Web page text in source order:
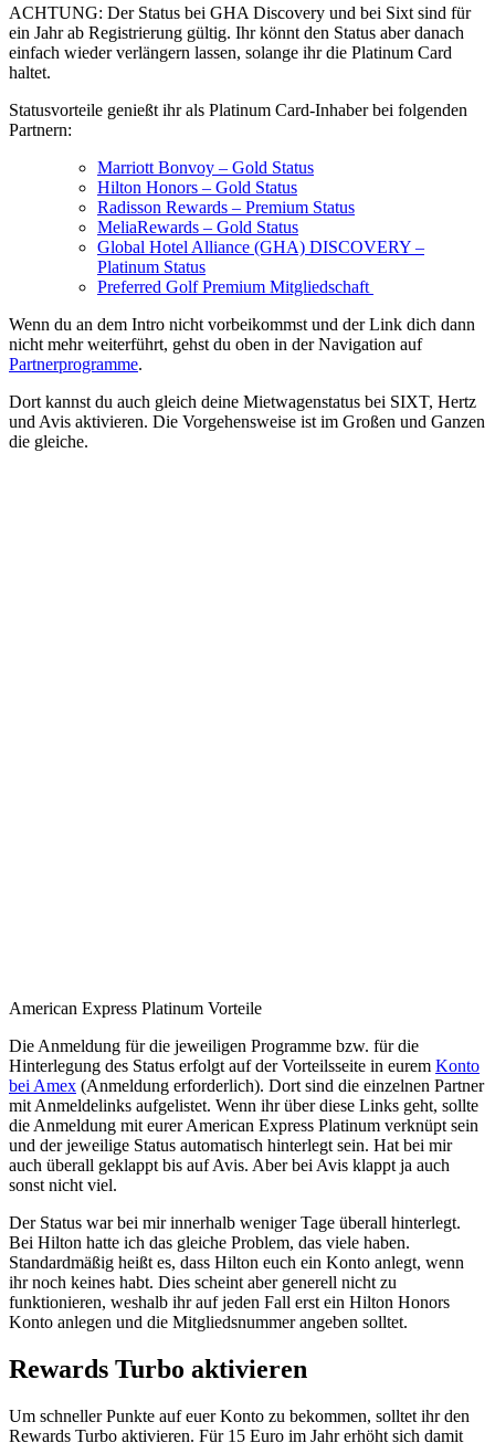
ACHTUNG: Der Status bei GHA Discovery und bei Sixt sind für
ein Jahr ab Registrierung gültig. Ihr könnt den Status aber danach
einfach wieder verlängern lassen, solange ihr die Platinum Card
haltet.
Statusvorteile genießt ihr als Platinum Card-Inhaber bei folgenden
Partnern:
Marriott Bonvoy – Gold Status
Hilton Honors – Gold Status
Radisson Rewards – Premium Status
MeliaRewards – Gold Status
Global Hotel Alliance (GHA) DISCOVERY –
Platinum Status
Preferred Golf Premium Mitgliedschaft
Wenn du an dem Intro nicht vorbeikommst und der Link dich dann
nicht mehr weiterführt, gehst du oben in der Navigation auf
Partnerprogramme.
Dort kannst du auch gleich deine Mietwagenstatus bei SIXT, Hertz
und Avis aktivieren. Die Vorgehensweise ist im Großen und Ganzen
die gleiche.
American Express Platinum Vorteile
Die Anmeldung für die jeweiligen Programme bzw. für die
Hinterlegung des Status erfolgt auf der Vorteilsseite in eurem Konto
bei Amex (Anmeldung erforderlich). Dort sind die einzelnen Partner
mit Anmeldelinks aufgelistet. Wenn ihr über diese Links geht, sollte
die Anmeldung mit eurer American Express Platinum verknüpt sein
und der jeweilige Status automatisch hinterlegt sein. Hat bei mir
auch überall geklappt bis auf Avis. Aber bei Avis klappt ja auch
sonst nicht viel.
Der Status war bei mir innerhalb weniger Tage überall hinterlegt.
Bei Hilton hatte ich das gleiche Problem, das viele haben.
Standardmäßig heißt es, dass Hilton euch ein Konto anlegt, wenn
ihr noch keines habt. Dies scheint aber generell nicht zu
funktionieren, weshalb ihr auf jeden Fall erst ein Hilton Honors
Konto anlegen und die Mitgliedsnummer angeben solltet.
Rewards Turbo aktivieren
Um schneller Punkte auf euer Konto zu bekommen, solltet ihr den
Rewards Turbo aktivieren. Für 15 Euro im Jahr erhöht sich damit